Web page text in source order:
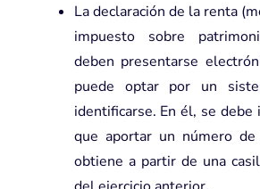
La declaración de la renta
impuesto sobre
deben presentarse
puede optar por un
identificarse. En él, se debe
que aportar un número
obtiene a partir de una